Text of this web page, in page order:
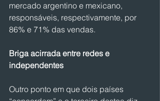
mercado argentino e mexicano,
responsáveis, respectivamente, por
86% e 71% das vendas.
Briga acirrada entre redes e
independentes
Outro ponto em que dois países